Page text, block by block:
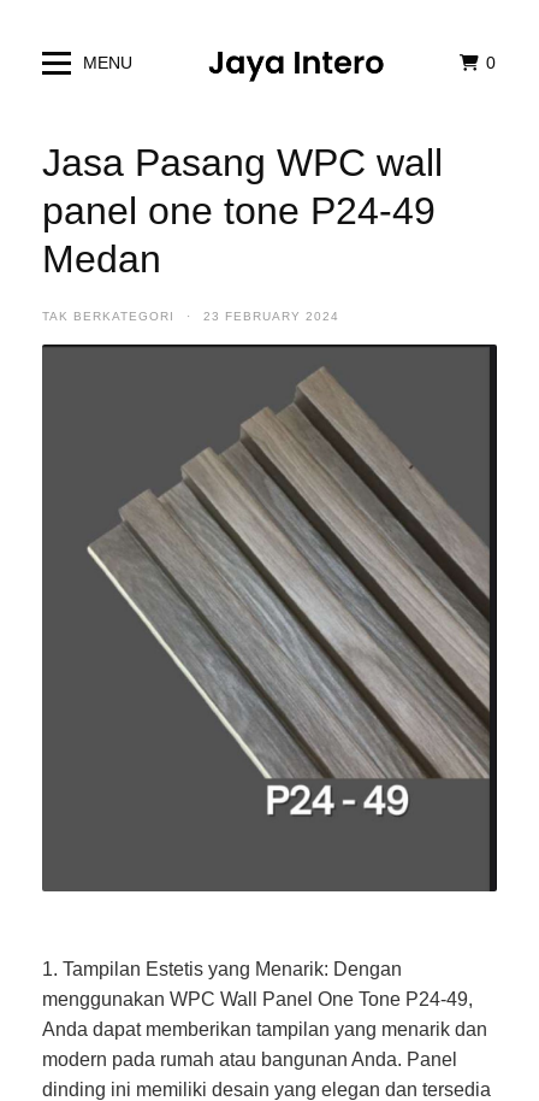
MENU 0
Jasa Pasang WPC wall
panel one tone P24-49
Medan
TAK BERKATEGORI · 23 FEBRUARY 2024
1. Tampilan Estetis yang Menarik: Dengan
menggunakan WPC Wall Panel One Tone P24-49,
Anda dapat memberikan tampilan yang menarik dan
modern pada rumah atau bangunan Anda. Panel
dinding ini memiliki desain yang elegan dan tersedia